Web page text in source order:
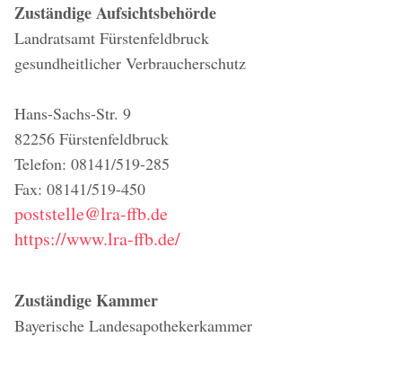
Zuständige Aufsichtsbehörde
Landratsamt Fürstenfeldbruck
gesundheitlicher Verbraucherschutz
Hans-Sachs-Str. 9
82256 Fürstenfeldbruck
Telefon: 08141/519-285
Fax: 08141/519-450
poststelle@lra-ffb.de
https://www.lra-ffb.de/
Zuständige Kammer
Bayerische Landesapothekerkammer